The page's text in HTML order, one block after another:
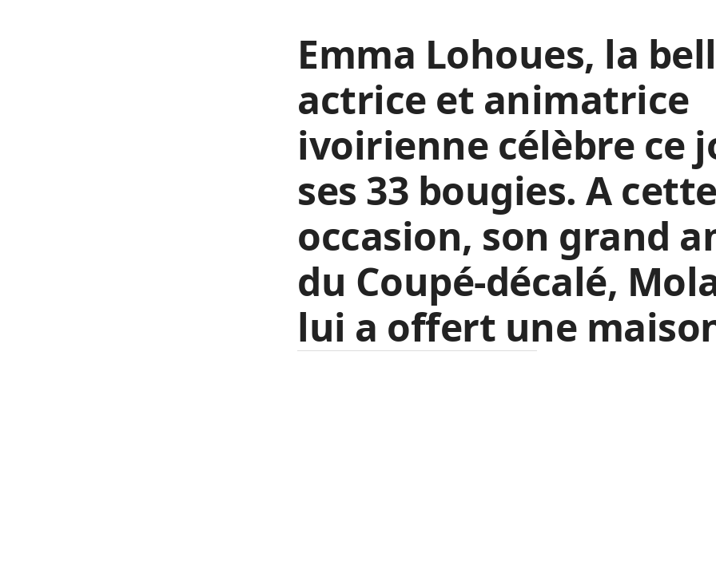
Emma Lohoues, la
actrice et animatrice
ivoirienne célèbre ce
ses 33 bougies. A cette
occasion, son grand
du Coupé-décalé,
lui a offert une